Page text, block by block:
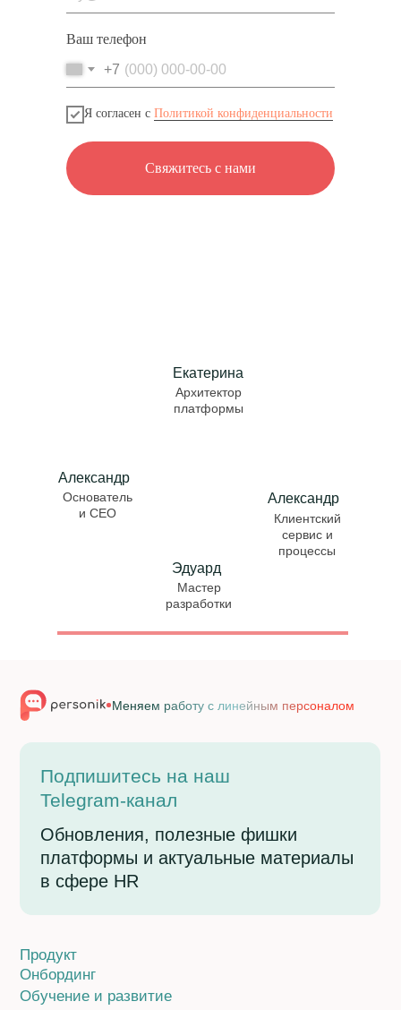
Екатерина
Архитектор
платформы
Эдуард
Мастер
разработки
Александр
Основатель
и CEO
Александр
Клиентский
сервис и
процессы
Ваш телефон
+7
Я согласен с Политикой конфиденциальности
Свяжитесь с нами